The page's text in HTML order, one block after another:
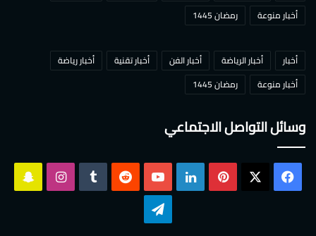
أخبار منوعة
رمضان 1445
أخبار أخبار الرياضة أخبار الفن أخبار تقنية
أخبار رياضة
أخبار منوعة
رمضان 1445
وسائل التواصل الاجتماعي
فيسبوك بينتيريست لينكدإن ‫YouTube انستقرام